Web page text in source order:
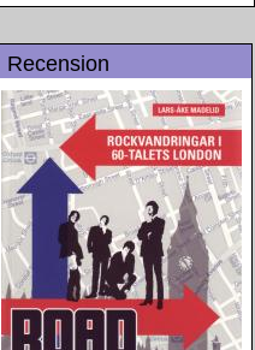
Recension